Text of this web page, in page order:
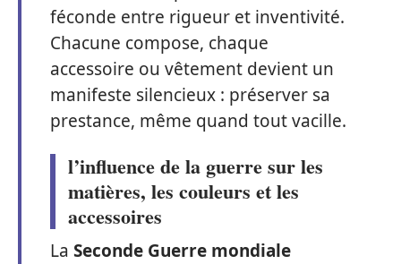
féconde entre rigueur et inventivité.
Chacune compose, chaque
accessoire ou vêtement devient un
manifeste silencieux : préserver sa
prestance, même quand tout vacille.
l’influence de la guerre sur les
matières, les couleurs et les
accessoires
La Seconde Guerre mondiale